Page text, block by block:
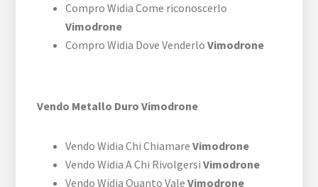
Compro Widia Come riconoscerlo
Vimodrone
Compro Widia Dove VenderloVimodrone
Vendo Metallo Duro Vimodrone
Vendo Widia Chi ChiamareVimodrone
Vendo Widia A Chi RivolgersiVimodrone
Vendo Widia Quanto ValeVimodrone